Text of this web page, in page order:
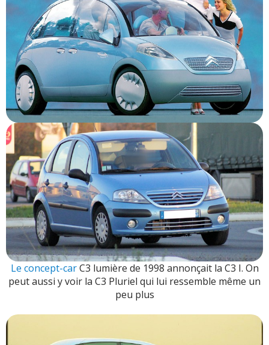
Le concept-carC3 lumière de 1998 annonçait la C3 I. On
peut aussi y voir la C3 Pluriel qui lui ressemble même un
peu plus